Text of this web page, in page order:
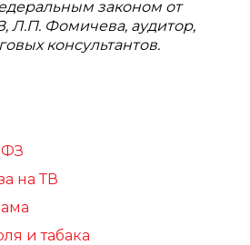
законом от
Л.П. Фомичева, аудитор,
консультантов.
на ТВ
и табака